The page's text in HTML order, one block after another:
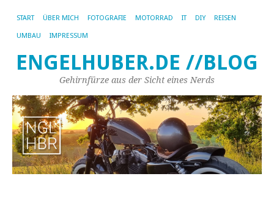
START ÜBER MICH FOTOGRAFIE MOTORRAD IT DIY REISEN
UMBAU IMPRESSUM
ENGELHUBER.DE //BLOG
Gehirnfürze aus der Sicht eines Nerds